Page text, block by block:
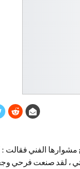
مشوارها الفني فقالت
، لقد صنعت فرحي